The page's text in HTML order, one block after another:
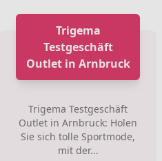
Trigema
Testgeschäft
Outlet in Arnbruck
Trigema Testgeschäft
Outlet in Arnbruck: Holen
Sie sich tolle Sportmode,
mit der...